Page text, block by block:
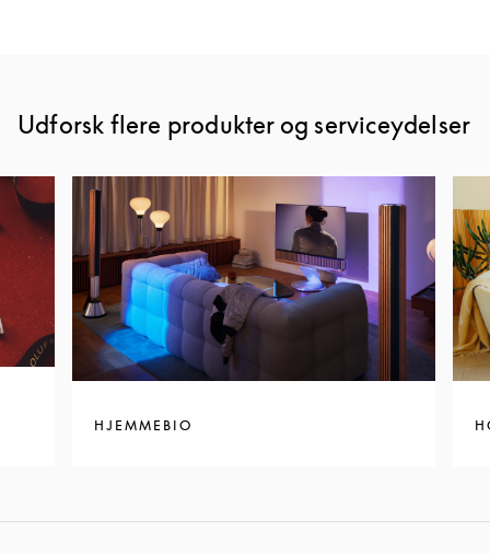
Udforsk flere produkter og serviceydelser
HJEMMEBIO